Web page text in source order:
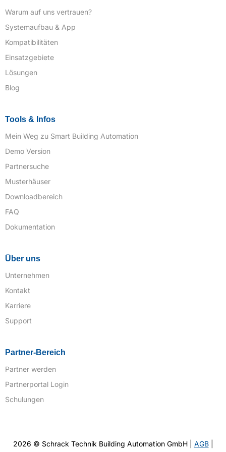
Warum auf uns vertrauen?
Systemaufbau & App
Kompatibilitäten
Einsatzgebiete
Lösungen
Blog
Tools & Infos
Mein Weg zu Smart Building Automation
Demo Version
Partnersuche
Musterhäuser
Downloadbereich
FAQ
Dokumentation
Über uns
Unternehmen
Kontakt
Karriere
Support
Partner-Bereich
Partner werden
Partnerportal Login
Schulungen
2026 © Schrack Technik Building Automation GmbH | AGB|